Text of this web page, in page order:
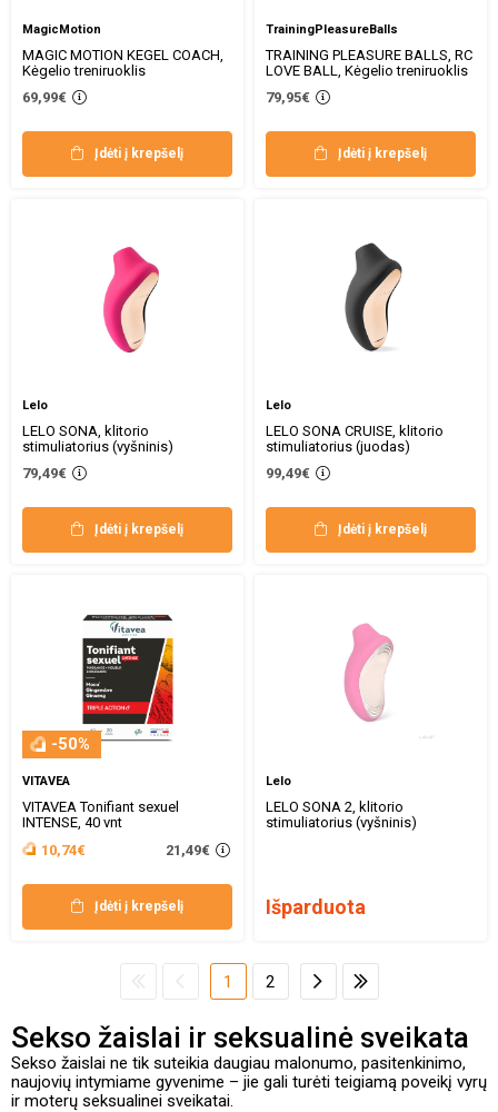
MagicMotion
MAGIC MOTION KEGEL COACH,
Kėgelio treniruoklis
69,99€
Įdėti į krepšelį
TrainingPleasureBalls
TRAINING PLEASURE BALLS, RC
LOVE BALL, Kėgelio treniruoklis
79,95€
Įdėti į krepšelį
Lelo
LELO SONA, klitorio
stimuliatorius (vyšninis)
79,49€
Įdėti į krepšelį
Lelo
LELO SONA CRUISE, klitorio
stimuliatorius (juodas)
99,49€
Įdėti į krepšelį
-50%
VITAVEA
VITAVEA Tonifiant sexuel
INTENSE, 40 vnt
10,74€
21,49€
Įdėti į krepšelį
Lelo
LELO SONA 2, klitorio
stimuliatorius (vyšninis)
Išparduota
1 2
Sekso žaislai ir seksualinė sveikata
Sekso žaislai ne tik suteikia daugiau malonumo, pasitenkinimo,
naujovių intymiame gyvenime – jie gali turėti teigiamą poveikį vyrų
ir moterų seksualinei sveikatai.